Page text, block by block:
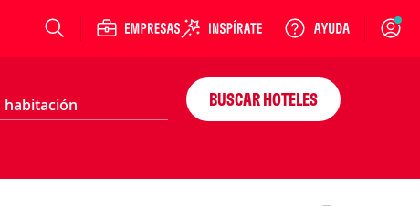
Login
BUSCAR HOTELES